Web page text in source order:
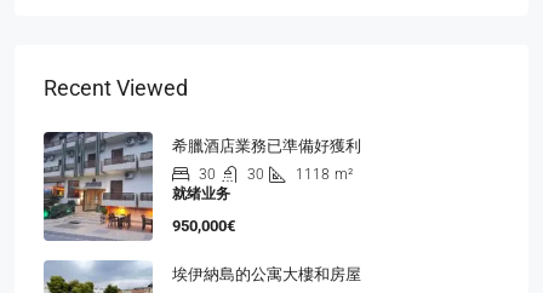
Recent Viewed
希臘酒店業務已準備好獲利
30 30 1118 m²
就绪业务
950,000€
埃伊納島的公寓大樓和房屋